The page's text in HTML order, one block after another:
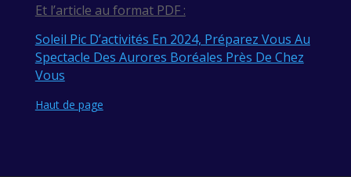
Et l’article au format PDF :
Soleil Pic D’activités En 2024, Préparez Vous Au
Spectacle Des Aurores Boréales Près De Chez
Vous
Haut de page